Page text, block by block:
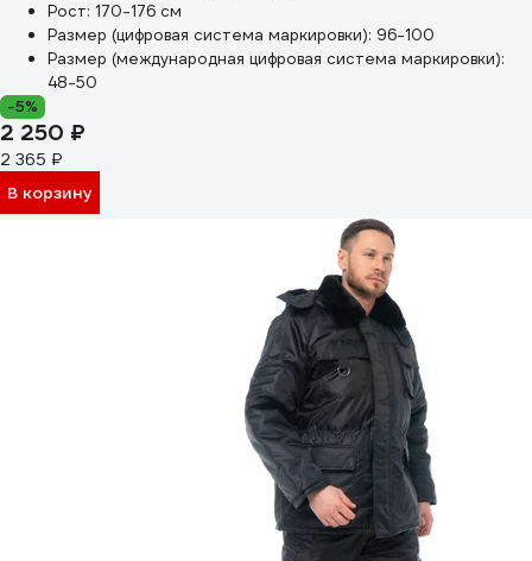
Рост: 170-176 см
Размер (цифровая система маркировки): 96-100
Размер (международная цифровая система маркировки):
48-50
-5%
2 250 ₽
2 365 ₽
В корзину